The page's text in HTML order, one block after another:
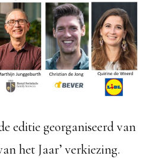
editie georganiseerd van
het Jaar’ verkiezing.